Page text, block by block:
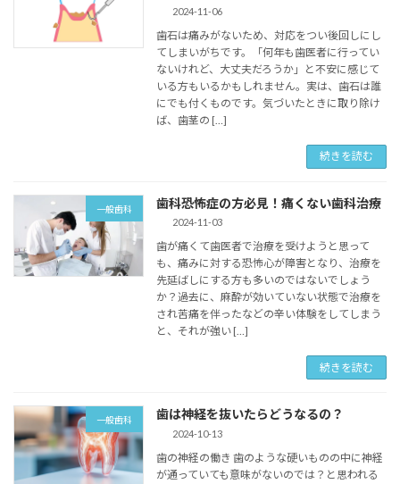
2024-11-06
歯石は痛みがないため、対応をつい後回しにし
てしまいがちです。「何年も歯医者に行ってい
ないけれど、大丈夫だろうか」と不安に感じて
いる方もいるかもしれません。実は、歯石は誰
にでも付くものです。気づいたときに取り除け
ば、歯茎の […]
続きを読む
一般歯科 歯科恐怖症の方必見！痛くない歯科治療
2024-11-03
歯が痛くて歯医者で治療を受けようと思って
も、痛みに対する恐怖心が障害となり、治療を
先延ばしにする方も多いのではないでしょう
か？過去に、麻酔が効いていない状態で治療を
され苦痛を伴ったなどの辛い体験をしてしまう
と、それが強い […]
続きを読む
一般歯科 歯は神経を抜いたらどうなるの？
2024-10-13
歯の神経の働き 歯のような硬いものの中に神経
が通っていても意味がないのでは？と思われる